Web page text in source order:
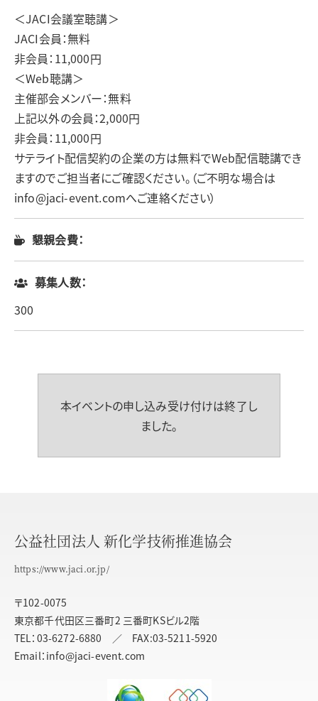
＜JACI会議室聴講＞
JACI会員：無料
非会員：11,000円
＜Web聴講＞
主催部会メンバー：無料
上記以外の会員：2,000円
非会員：11,000円
サテライト配信契約の企業の方は無料でWeb配信聴講でき
ますのでご担当者にご確認ください。（ご不明な場合は
info@jaci-event.comへご連絡ください）
懇親会費：
募集人数：
300
本イベントの申し込み受け付けは終了し
ました。
公益社団法人 新化学技術推進協会
https://www.jaci.or.jp/
〒102-0075
東京都千代田区三番町2 三番町KSビル2階
TEL：03-6272-6880 ／ FAX:03-5211-5920
Email：info@jaci-event.com